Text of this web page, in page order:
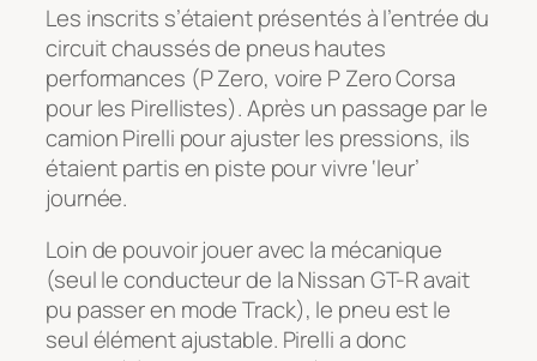
Les inscrits s’étaient présentés à l’entrée du
circuit chaussés de pneus hautes
performances (P Zero, voire P Zero Corsa
pour les Pirellistes). Après un passage par le
camion Pirelli pour ajuster les pressions, ils
étaient partis en piste pour vivre ‘leur’
journée.
Loin de pouvoir jouer avec la mécanique
(seul le conducteur de la Nissan GT-R avait
pu passer en mode Track), le pneu est le
seul élément ajustable. Pirelli a donc